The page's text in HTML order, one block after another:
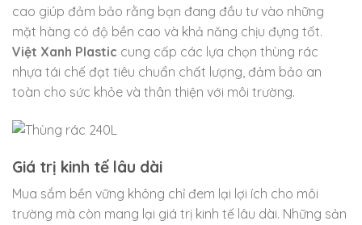
cao giúp đảm bảo rằng bạn đang đầu tư vào những
mặt hàng có độ bền cao và khả năng chịu đựng tốt.
Việt Xanh Plastic cung cấp các lựa chọn thùng rác
nhựa tái chế đạt tiêu chuẩn chất lượng, đảm bảo an
toàn cho sức khỏe và thân thiện với môi trường.
Giá trị kinh tế lâu dài
Mua sắm bền vững không chỉ đem lại lợi ích cho môi
trường mà còn mang lại giá trị kinh tế lâu dài. Những sản